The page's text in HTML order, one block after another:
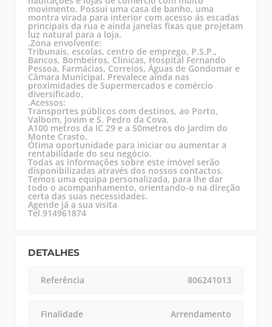
movimento. Possui uma casa de banho, uma
montra virada para interior com acesso ás escadas
principais da rua e ainda janelas fixas que projetam
luz natural para a loja.
.Zona envolvente:
Tribunais, escolas, centro de emprego, P.S.P.,
Bancos, Bombeiros, Clinicas, Hospital Fernando
Pessoa, Farmácias, Correios, Águas de Gondomar e
Câmara Municipal. Prevalece ainda nas
proximidades de Supermercados e comércio
diversificado.
.Acessos:
Transportes públicos com destinos, ao Porto,
Valbom, Jovim e S. Pedro da Cova.
A100 metros da IC 29 e a 50metros do Jardim do
Monte Crasto.
Ótima oportunidade para iniciar ou aumentar a
rentabilidade do seu negócio.
Todas as informações sobre este imóvel serão
disponibilizadas através dos nossos contactos.
Temos uma equipa personalizada, para lhe dar
todo o acompanhamento, orientando-o na direção
certa das suas necessidades.
Agende já a sua visita
Tel.914961874
DETALHES
Referência 806241013
Finalidade Arrendamento